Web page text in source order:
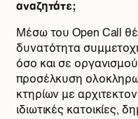
αναζητάτε;
Μέσω του Open Call
δυνατότητα
όσο και σε
προσέλκυση
κτηρίων με
ιδιωτικές κατοικίες,